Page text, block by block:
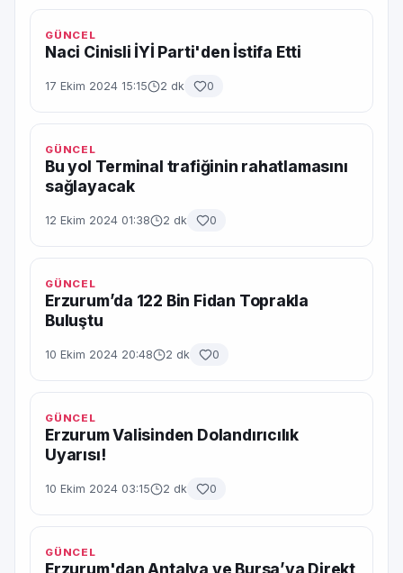
GÜNCEL
Naci Cinisli İYİ Parti'den İstifa Etti
17 Ekim 2024 15:15 2 dk 0
GÜNCEL
Bu yol Terminal trafiğinin rahatlamasını
sağlayacak
12 Ekim 2024 01:38 2 dk 0
GÜNCEL
Erzurum’da 122 Bin Fidan Toprakla
Buluştu
10 Ekim 2024 20:48 2 dk 0
GÜNCEL
Erzurum Valisinden Dolandırıcılık
Uyarısı!
10 Ekim 2024 03:15 2 dk 0
GÜNCEL
Erzurum'dan Antalya ve Bursa’ya Direkt